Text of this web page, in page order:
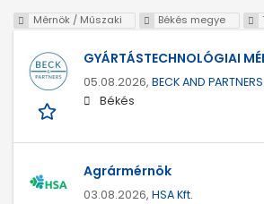
Mérnök / Műszaki Békés megye
GYÁRTÁSTECHNOLÓGIAI
05.08.2026, BECK AND
Békés
Agrármérnök
03.08.2026, HSA Kft.